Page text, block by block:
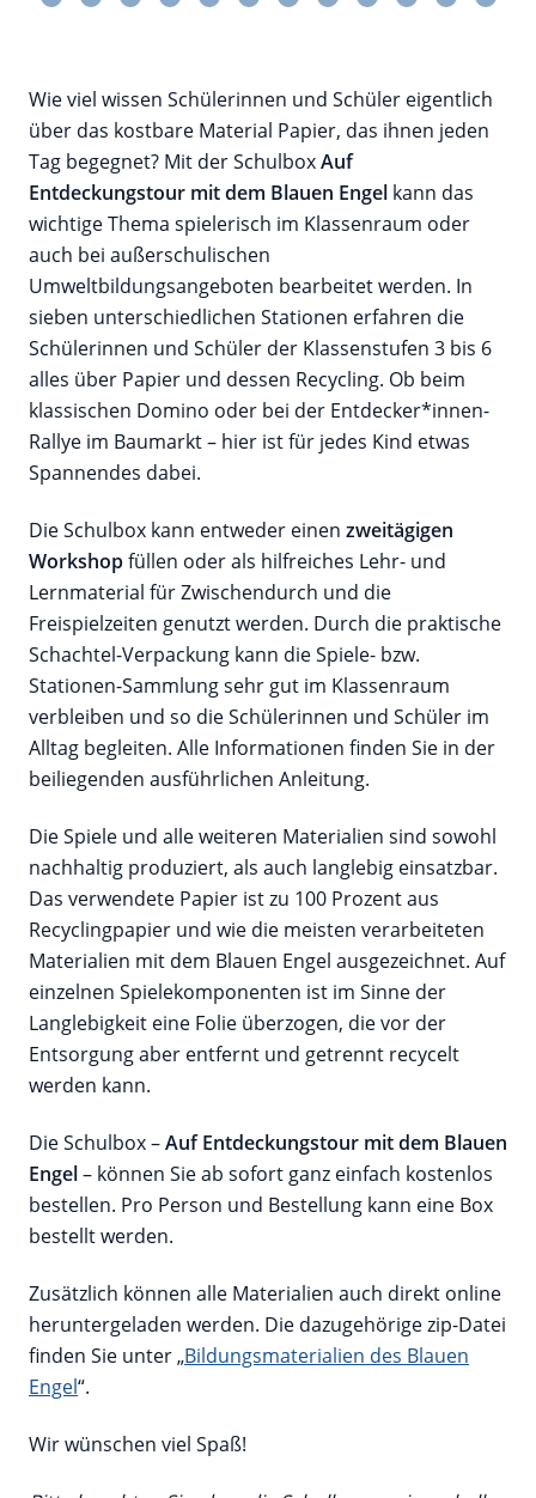
Wie viel wissen Schülerinnen und Schüler eigentlich
über das kostbare Material Papier, das ihnen jeden
Tag begegnet? Mit der SchulboxAuf
Entdeckungstour mit dem Blauen Engel kann das
wichtige Thema spielerisch im Klassenraum oder
auch bei außerschulischen
Umweltbildungsangeboten bearbeitet werden. In
sieben unterschiedlichen Stationen erfahren die
Schülerinnen und Schüler der Klassenstufen 3 bis 6
alles über Papier und dessen Recycling. Ob beim
klassischen Domino oder bei der Entdecker*innen-
Rallye im Baumarkt – hier ist für jedes Kind etwas
Spannendes dabei.
Die Schulbox kann entweder einen zweitägigen
Workshopfüllen oder als hilfreiches Lehr- und
Lernmaterial für Zwischendurch und die
Freispielzeiten genutzt werden. Durch die praktische
Schachtel-Verpackung kann die Spiele- bzw.
Stationen-Sammlung sehr gut im Klassenraum
verbleiben und so die Schülerinnen und Schüler im
Alltag begleiten. Alle Informationen finden Sie in der
beiliegenden ausführlichen Anleitung.
Die Spiele und alle weiteren Materialien sind sowohl
nachhaltig produziert, als auch langlebig einsatzbar.
Das verwendete Papier ist zu 100 Prozent aus
Recyclingpapier und wie die meisten verarbeiteten
Materialien mit dem Blauen Engel ausgezeichnet. Auf
einzelnen Spielekomponenten ist im Sinne der
Langlebigkeit eine Folie überzogen, die vor der
Entsorgung aber entfernt und getrennt recycelt
werden kann.
Die Schulbox –Auf Entdeckungstour mit dem Blauen
Engel– können Sie ab sofort ganz einfach kostenlos
bestellen. Pro Person und Bestellung kann eine Box
bestellt werden.
Zusätzlich können alle Materialien auch direkt online
heruntergeladen werden. Die dazugehörige zip-Datei
finden Sie unter „Bildungsmaterialien des Blauen
Engel“.
Wir wünschen viel Spaß!